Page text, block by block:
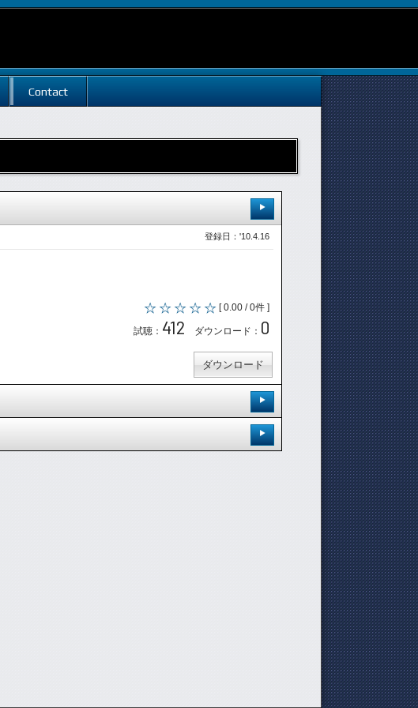
Contact
登録日：'10.4.16
[ 0.00 / 0件 ]
試聴： 412 ダウンロード： 0
ダウンロード
登録日：'10.4.19